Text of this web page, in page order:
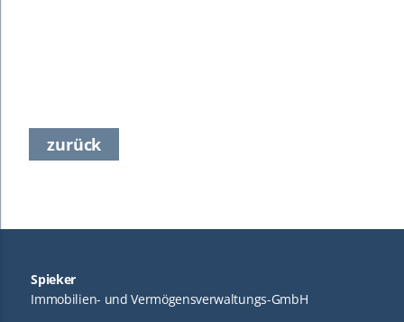
zurück
Spieker
Immobilien- und Vermögensverwaltungs-GmbH